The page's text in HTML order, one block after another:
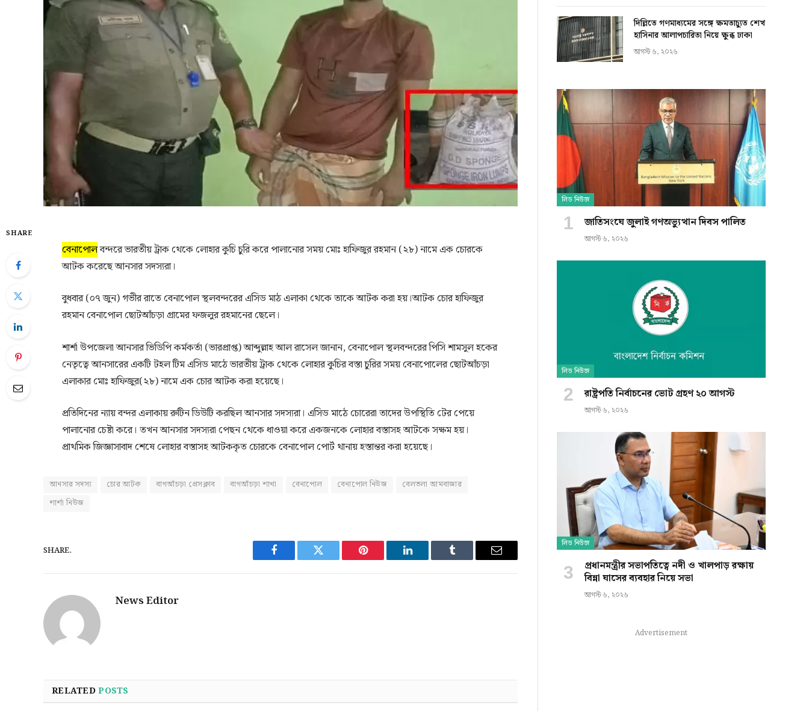
SHARE
বেনাপোলবন্দরে ভারতীয় ট্রাক থেকে লোহার কুচি চুরি করে পালানোর সময় মোঃ হাফিজুর রহমান (২৮) নামে এক চোরকে
আটক করেছে আনসার সদস্যরা।
বুধবার (০৭ জুন) গভীর রাতে বেনাপোল স্থলবন্দরের এসিড মাঠ এলাকা থেকে তাকে আটক করা হয়।আটক চোর হাফিজুর
রহমান বেনাপোল ছোটআঁচড়া গ্রামের ফজলুর রহমানের ছেলে।
শার্শা উপজেলা আনসার ভিডিপি কর্মকর্তা (ভারপ্রাপ্ত) আব্দুল্লাহ আল রাসেল জানান, বেনাপোল স্থলবন্দরের পিসি শামসুল হকের
নেতৃত্বে আনসারের একটি টহল টিম এসিড মাঠে ভারতীয় ট্রাক থেকে লোহার কুচির বস্তা চুরির সময় বেনাপোলের ছোটআঁচড়া
এলাকার মোঃ হাফিজুর(২৮) নামে এক চোর আটক করা হয়েছে।
প্রতিদিনের ন‍্যায় বন্দর এলাকায় রুটিন ডিউটি করছিল আনসার সদস‍্যরা। এসিড মাঠে চোরেরা তাদের উপস্থিতি টের পেয়ে
পালানোর চেষ্টা করে। তখন আনসার সদস্যরা পেছন থেকে ধাওয়া করে একজনকে লোহার বস্তাসহ আটকে সক্ষম হয়।
প্রাথমিক জিজ্ঞাসাবাদ শেষে লোহার বস্তাসহ আটককৃত চোরকে বেনাপোল পোর্ট থানায় হস্তান্তর করা হয়েছে।
আনসার সদস্য চোর আটক বাগআঁচড়া প্রেসক্লাব বাগআঁচড়া শাখা বেনাপোল বেনাপোল নিউজ
বেলতলা আমবাজার
শার্শা নিউজ
SHARE.
Facebook Twitter Pinterest LinkedIn Tumblr Email
News Editor
RELATEDPOSTS
দিল্লিতে গণমাধ্যমের সঙ্গে ক্ষমতাচ্যুত শেখ
হাসিনার আলাপচারিতা নিয়ে ক্ষুব্ধ ঢাকা
আগস্ট ৬, ২০২৬
লিড নিউজ
জাতিসংঘে জুলাই গণঅভ্যুত্থান দিবস পালিত
আগস্ট ৬, ২০২৬
লিড নিউজ
রাষ্ট্রপতি নির্বাচনের ভোট গ্রহণ ২০ আগস্ট
আগস্ট ৬, ২০২৬
লিড নিউজ
প্রধানমন্ত্রীর সভাপতিত্বে নদী ও খালপাড় রক্ষায়
বিন্না ঘাসের ব্যবহার নিয়ে সভা
আগস্ট ৬, ২০২৬
Advertisement